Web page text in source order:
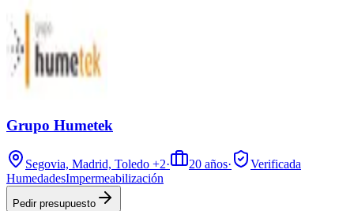
Grupo Humetek
Segovia, Madrid, Toledo +2· 20 años·
Verificada
HumedadesImpermeabilización
Pedir presupuesto